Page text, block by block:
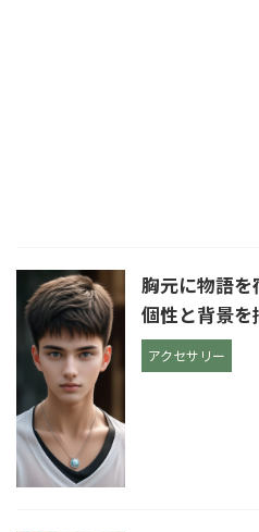
胸元に物語
個性と背景を
アクセサリー